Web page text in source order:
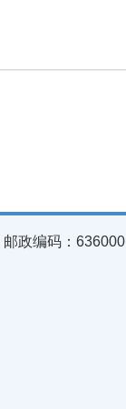
政编码：636000